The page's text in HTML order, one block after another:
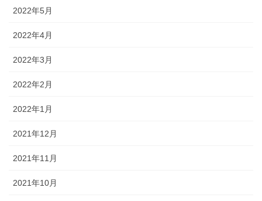
2022年5月
2022年4月
2022年3月
2022年2月
2022年1月
2021年12月
2021年11月
2021年10月